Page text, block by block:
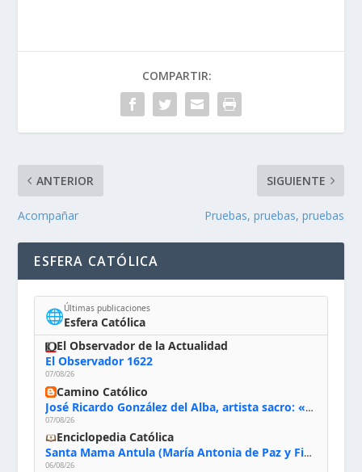
COMPARTIR:
ANTERIOR
Acompañar
SIGUIENTE
Pruebas, pruebas, pruebas
ESFERA CATÓLICA
🌐Últimas publicaciones
Esfera Católica
El Observador de la Actualidad
El Observador 1622
07/08/26
Camino Católico
José Ricardo González del Alba, artista sacro: «Yo oro, hablo con Dios, le pido al Espíritu Santo su inspiración y siempre pinto rezando el rosario para que sea Él quien actúe a través de mis manos»
07/08/26
Enciclopedia Católica
Santa Mama Antula (María Antonia de Paz y Figueroa)
06/08/26